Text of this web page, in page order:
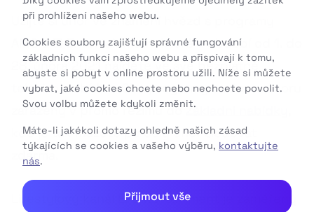
Užijte si únor ve znamení hvězd s programy
AMC a E! Entertainment, které v období od 1. do
28. února 2021 najdete ve své bezplatné
televizní nabídce. Oba programy budou v únoru
zařazeny v promo režimu doZákladní nabídky
kde je tak můžete po celý únor sledovat
zdarma.
Lifestylový kanál E! Entertainment je zaměřený
při prohlížení našeho webu.
Cookies soubory zajišťují správné fungování
základních funkcí našeho webu a přispívají k tomu,
abyste si pobyt v online prostoru užili. Níže si můžete
vybrat, jaké cookies chcete nebo nechcete povolit.
Svou volbu můžete kdykoli změnit.
Máte-li jakékoli dotazy ohledně našich zásad
týkajících se cookies a vašeho výběru, kontaktujte
nás.
Přijmout vše